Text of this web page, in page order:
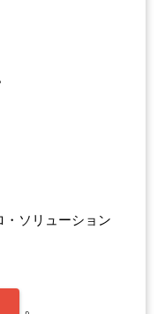
ソリューション
。